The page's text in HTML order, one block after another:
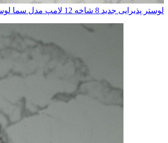
لوستر پذیرایی جدید 8 شاخه 12 لامپ مدل سما لوستر مون